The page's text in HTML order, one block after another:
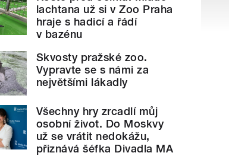
lachtana už si v Zoo Praha
hraje s hadicí a řádí
v bazénu
Skvosty pražské zoo.
Vypravte se s námi za
největšími lákadly
Všechny hry zrcadlí můj
osobní život. Do Moskvy
už se vrátit nedokážu,
přiznává šéfka Divadla MA